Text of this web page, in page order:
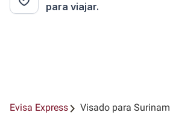
para viajar.
Evisa Express Visado para Surinam